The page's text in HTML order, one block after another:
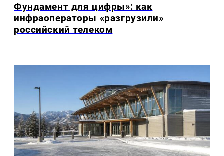
Фундамент для цифры»: как
инфраоператоры «разгрузили»
российский телеком